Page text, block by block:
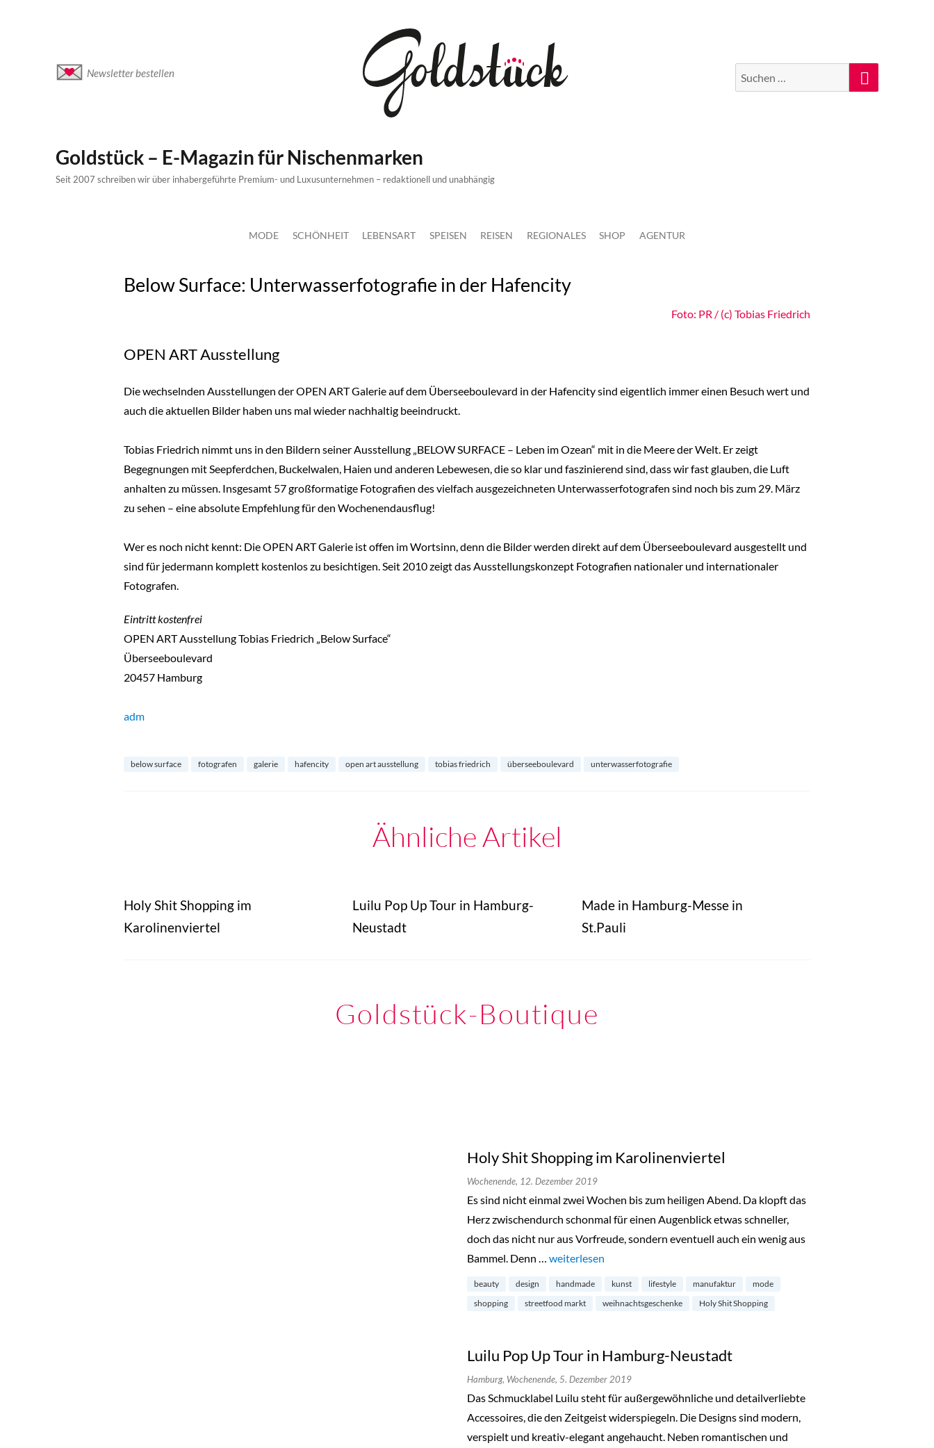
Newsletter bestellen
Suche
nach:
Suchen
Goldstück – E-Magazin für Nischenmarken
Seit 2007 schreiben wir über inhabergeführte Premium- und Luxusunternehmen – redaktionell und unabhängig
MODE SCHÖNHEIT LEBENSART SPEISEN REISEN REGIONALES SHOP AGENTUR
Below Surface: Unterwasserfotografie in der Hafencity
Foto: PR / (c) Tobias Friedrich
OPEN ART Ausstellung
Die wechselnden Ausstellungen der OPEN ART Galerie auf dem Überseeboulevard in der Hafencity sind eigentlich immer einen Besuch wert und
auch die aktuellen Bilder haben uns mal wieder nachhaltig beeindruckt.
Tobias Friedrich nimmt uns in den Bildern seiner Ausstellung „BELOW SURFACE – Leben im Ozean“ mit in die Meere der Welt. Er zeigt
Begegnungen mit Seepferdchen, Buckelwalen, Haien und anderen Lebewesen, die so klar und faszinierend sind, dass wir fast glauben, die Luft
anhalten zu müssen. Insgesamt 57 großformatige Fotografien des vielfach ausgezeichneten Unterwasserfotografen sind noch bis zum 29. März
zu sehen – eine absolute Empfehlung für den Wochenendausflug!
Wer es noch nicht kennt: Die OPEN ART Galerie ist offen im Wortsinn, denn die Bilder werden direkt auf dem Überseeboulevard ausgestellt und
sind für jedermann komplett kostenlos zu besichtigen. Seit 2010 zeigt das Ausstellungskonzept Fotografien nationaler und internationaler
Fotografen.
Eintritt kostenfrei
OPEN ART Ausstellung Tobias Friedrich „Below Surface“
Überseeboulevard
20457 Hamburg
adm
below surface fotografen galerie hafencity open art ausstellung tobias friedrich überseeboulevard unterwasserfotografie
Ähnliche Artikel
Holy Shit Shopping im
Karolinenviertel
Luilu Pop Up Tour in Hamburg-
Neustadt
Made in Hamburg-Messe in
St.Pauli
Goldstück-Boutique
Holy Shit Shopping im Karolinenviertel
Wochenende, 12. Dezember 2019
Es sind nicht einmal zwei Wochen bis zum heiligen Abend. Da klopft das
Herz zwischendurch schonmal für einen Augenblick etwas schneller,
doch das nicht nur aus Vorfreude, sondern eventuell auch ein wenig aus
Bammel. Denn … „Holy Shit Shopping im Karolinenviertel“
weiterlesen
beauty design handmade kunst lifestyle manufaktur
mode
shopping
streetfood markt weihnachtsgeschenke Holy Shit Shopping
Luilu Pop Up Tour in Hamburg-Neustadt
Hamburg, Wochenende, 5. Dezember 2019
Das Schmucklabel Luilu steht für außergewöhnliche und detailverliebte
Accessoires, die den Zeitgeist widerspiegeln. Die Designs sind modern,
verspielt und kreativ-elegant angehaucht. Neben romantischen und